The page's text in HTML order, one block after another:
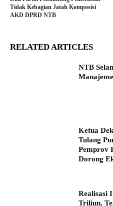
Tidak Kebagian Jatah Komposisi
AKD DPRD NTB
RELATED ARTICLES
NTB
Ketua
Tulang
Pemprov
Dorong
Realisasi
Triliun,